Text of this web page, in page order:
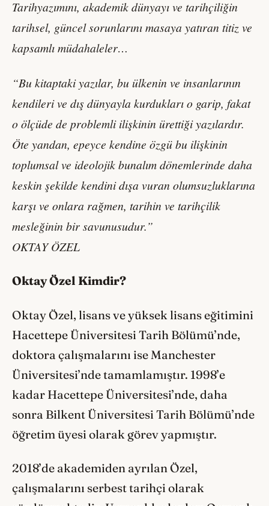
Tarihyazımını, akademik dünyayı ve tarihçiliğin
tarihsel, güncel sorunlarını masaya yatıran titiz ve
kapsamlı müdahaleler…
“Bu kitaptaki yazılar, bu ülkenin ve insanlarının
kendileri ve dış dünyayla kurdukları o garip, fakat
o ölçüde de problemli ilişkinin ürettiği yazılardır.
Öte yandan, epeyce kendine özgü bu ilişkinin
toplumsal ve ideolojik bunalım dönemlerinde daha
keskin şekilde kendini dışa vuran olumsuzluklarına
karşı ve onlara rağmen, tarihin ve tarihçilik
mesleğinin bir savunusudur.”
OKTAY ÖZEL
Oktay Özel Kimdir?
Oktay Özel, lisans ve yüksek lisans eğitimini
Hacettepe Üniversitesi Tarih Bölümü’nde,
doktora çalışmalarını ise Manchester
Üniversitesi’nde tamamlamıştır. 1998’e
kadar Hacettepe Üniversitesi’nde, daha
sonra Bilkent Üniversitesi Tarih Bölümü’nde
öğretim üyesi olarak görev yapmıştır.
2018’de akademiden ayrılan Özel,
çalışmalarını serbest tarihçi olarak